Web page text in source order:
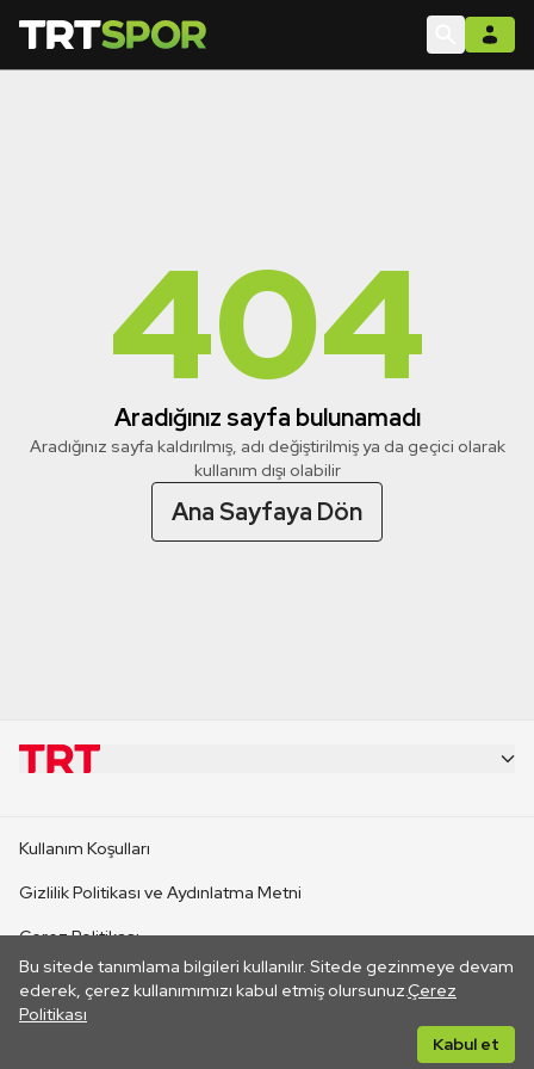
404
Aradığınız sayfa bulunamadı
Aradığınız sayfa kaldırılmış, adı değiştirilmiş ya da geçici olarak
kullanım dışı olabilir
Ana Sayfaya Dön
Bu sitede tanımlama bilgileri kullanılır. Sitede gezinmeye devam
ederek, çerez kullanımımızı kabul etmiş olursunuz.Çerez
Politikası
Kabul et
CANLI YAYINLAR
Kullanım Koşulları
Gizlilik Politikası ve Aydınlatma Metni
Çerez Politikası
İletişim
Her hakkı saklıdır. ©2026 TRT. Bağlantı yoluyla gidilen dış